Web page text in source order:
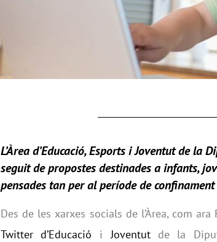
L’Àrea d’Educació, Esports i Joventut de la
seguit de propostes destinades a infants,
pensades tan per al període de
Des de les xarxes socials de l’Àrea, com
Twitter d’Educació i Joventutde la